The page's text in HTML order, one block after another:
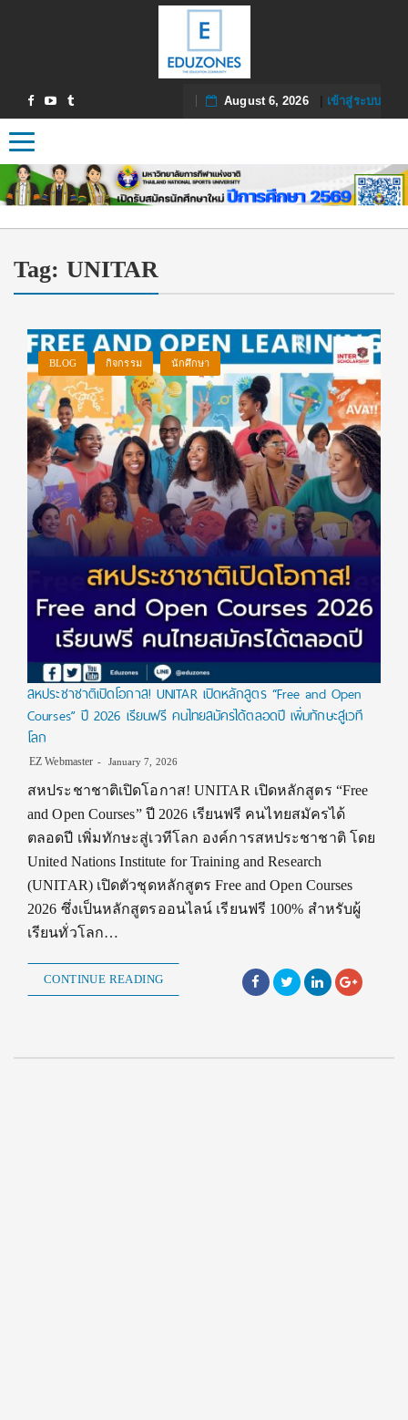
August 6, 2026| เข้าสู่ระบบ
Toggle navigation
Tag: UNITAR
BLOG กิจกรรม นักศึกษา
สหประชาชาติเปิดโอกาส! UNITAR เปิดหลักสูตร “Free and Open
Courses” ปี 2026 เรียนฟรี คนไทยสมัครได้ตลอดปี เพิ่มทักษะสู่เวที
โลก
EZ Webmaster January 7, 2026
สหประชาชาติเปิดโอกาส! UNITAR เปิดหลักสูตร “Free
and Open Courses” ปี 2026 เรียนฟรี คนไทยสมัครได้
ตลอดปี เพิ่มทักษะสู่เวทีโลก องค์การสหประชาชาติ โดย
United Nations Institute for Training and Research
(UNITAR) เปิดตัวชุดหลักสูตร Free and Open Courses
2026 ซึ่งเป็นหลักสูตรออนไลน์ เรียนฟรี 100% สำหรับผู้
เรียนทั่วโลก…
CONTINUE READING